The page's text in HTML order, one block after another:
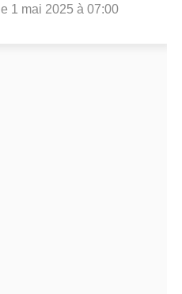
le 1 mai 2025 à 07:00